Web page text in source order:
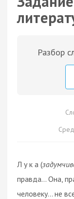
Разбор
Л у к а (
правда… Она,
человеку… не